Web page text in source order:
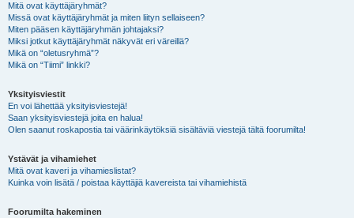
Mitä ovat käyttäjäryhmät?
Missä ovat käyttäjäryhmät ja miten liityn sellaiseen?
Miten pääsen käyttäjäryhmän johtajaksi?
Miksi jotkut käyttäjäryhmät näkyvät eri väreillä?
Mikä on “oletusryhmä”?
Mikä on “Tiimi” linkki?
Yksityisviestit
En voi lähettää yksityisviestejä!
Saan yksityisviestejä joita en halua!
Olen saanut roskapostia tai väärinkäytöksiä sisältäviä viestejä tältä foorumilta!
Ystävät ja vihamiehet
Mitä ovat kaveri ja vihamieslistat?
Kuinka voin lisätä / poistaa käyttäjiä kavereista tai vihamiehistä
Foorumilta hakeminen